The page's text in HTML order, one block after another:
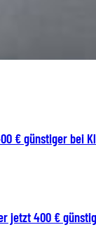
€ günstiger bei
jetzt 400 €